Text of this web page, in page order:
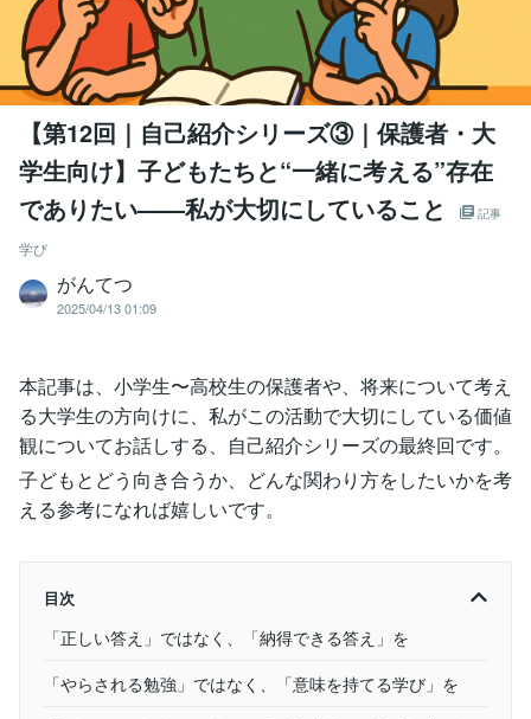
【第12回｜自己紹介シリーズ③｜保護者・大
学生向け】子どもたちと“一緒に考える”存在
でありたい——私が大切にしていること
記事
学び
がんてつ
2025/04/13 01:09
本記事は、小学生〜高校生の保護者や、将来について考え
る大学生の方向けに、私がこの活動で大切にしている価値
観についてお話しする、自己紹介シリーズの最終回です。
子どもとどう向き合うか、どんな関わり方をしたいかを考
える参考になれば嬉しいです。
目次
「正しい答え」ではなく、「納得できる答え」を
「やらされる勉強」ではなく、「意味を持てる学び」を